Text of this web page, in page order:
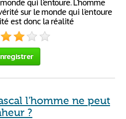
qui l'entoure. L'homme
sur le monde qui l'entoure
est donc la réalité
l'homme ne peut
?